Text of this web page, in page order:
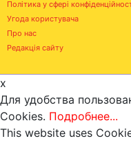
Політика у сфері
Угода користувача
Про нас
Редакція сайту
x
Для удобства
Cookies. Подробнее...
This website uses